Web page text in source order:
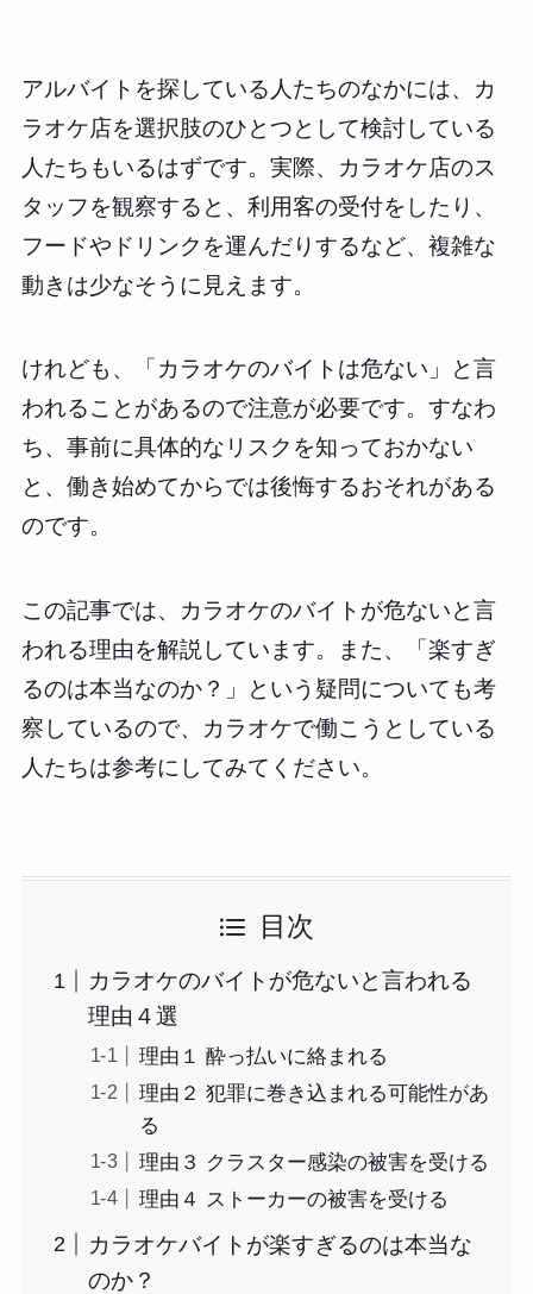
アルバイトを探している人たちのなかには、カ
ラオケ店を選択肢のひとつとして検討している
人たちもいるはずです。実際、カラオケ店のス
タッフを観察すると、利用客の受付をしたり、
フードやドリンクを運んだりするなど、複雑な
動きは少なそうに見えます。
けれども、「カラオケのバイトは危ない」と言
われることがあるので注意が必要です。すなわ
ち、事前に具体的なリスクを知っておかない
と、働き始めてからでは後悔するおそれがある
のです。
この記事では、カラオケのバイトが危ないと言
われる理由を解説しています。また、「楽すぎ
るのは本当なのか？」という疑問についても考
察しているので、カラオケで働こうとしている
人たちは参考にしてみてください。
目次
カラオケのバイトが危ないと言われる
理由４選
理由１ 酔っ払いに絡まれる
理由２ 犯罪に巻き込まれる可能性があ
る
理由３ クラスター感染の被害を受ける
理由４ ストーカーの被害を受ける
カラオケバイトが楽すぎるのは本当な
のか？